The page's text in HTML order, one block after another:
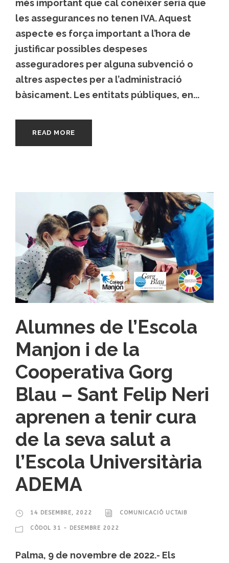
més important que cal conèixer seria que
les assegurances no tenen IVA. Aquest
aspecte es força important a l’hora de
justificar possibles despeses
asseguradores per alguna subvenció o
altres aspectes per a l’administració
bàsicament. Les entitats públiques, en...
READ MORE
Alumnes de l’Escola
Manjon i de la
Cooperativa Gorg
Blau – Sant Felip Neri
aprenen a tenir cura
de la seva salut a
l’Escola Universitària
ADEMA
14 DESEMBRE, 2022 COMUNICACIÓ UCTAIB
CÒDOL 31 - DESEMBRE 2022
Palma, 9 de novembre de 2022.- Els